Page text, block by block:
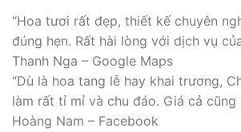
“Hoa tươi rất đẹp, thiết kế chuyên
đúng hẹn. Rất hài lòng với dịch vụ
Thanh Nga – Google Maps
“Dù là hoa tang lễ hay khai trương,
làm rất tỉ mỉ và chu đáo. Giá cả cũng
Hoàng Nam – Facebook